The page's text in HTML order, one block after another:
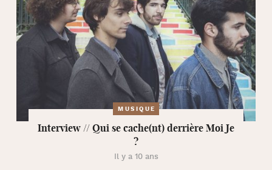
MUSIQUE
Interview // Qui se cache(nt) derrière Moi Je
?
Il y a 10 ans